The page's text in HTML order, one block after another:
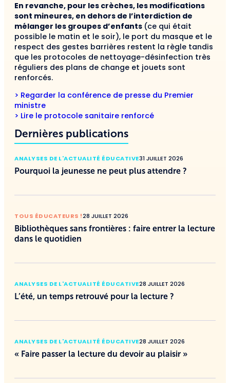
En revanche, pour les crèches, les modifications
sont mineures, en dehors de l’interdiction de
mélanger les groupes d’enfants (ce qui était
possible le matin et le soir), le port du masque et le
respect des gestes barrières restent la règle tandis
que les protocoles de nettoyage-désinfection très
réguliers des plans de change et jouets sont
renforcés.
> Regarder la conférence de presse du Premier
ministre
> Lire le protocole sanitaire renforcé
Dernières publications
ANALYSES DE L'ACTUALITÉ ÉDUCATIVE31 JUILLET 2026
Pourquoi la jeunesse ne peut plus attendre ?
TOUS ÉDUCATEURS !28 JUILLET 2026
Bibliothèques sans frontières : faire entrer la lecture
dans le quotidien
ANALYSES DE L'ACTUALITÉ ÉDUCATIVE28 JUILLET 2026
L’été, un temps retrouvé pour la lecture ?
ANALYSES DE L'ACTUALITÉ ÉDUCATIVE28 JUILLET 2026
« Faire passer la lecture du devoir au plaisir »